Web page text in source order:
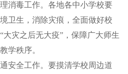
毒工作。各地各中小学校要
卫生，消除灾痕，全面做好校
大灾之后无大疫”，保障广大师生
学秩序。
全工作。要摸清学校周边道